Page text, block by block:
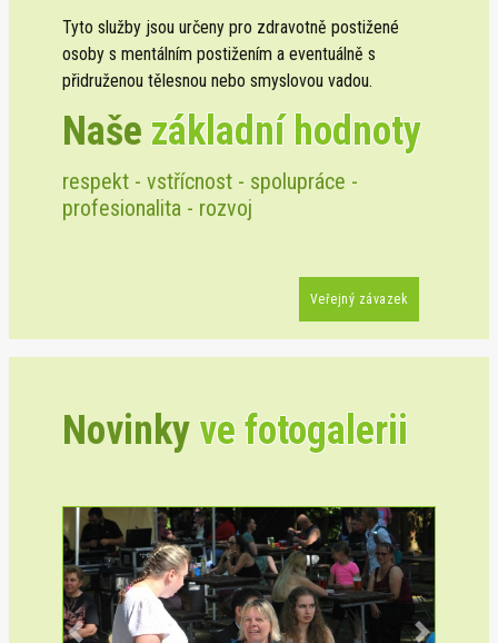
Tyto služby jsou určeny pro zdravotně postižené
osoby s mentálním postižením a eventuálně s
přidruženou tělesnou nebo smyslovou vadou.
Naše základní hodnoty
respekt - vstřícnost - spolupráce -
profesionalita - rozvoj
Veřejný závazek
Novinkyve fotogalerii